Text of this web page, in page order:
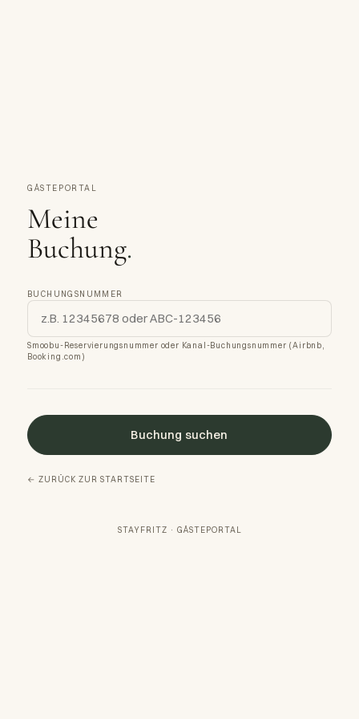
GÄSTEPORTAL
Meine
Buchung.
BUCHUNGSNUMMER
Smoobu-Reservierungsnummer oder Kanal-Buchungsnummer (Airbnb,
Booking.com)
Buchung suchen
← ZURÜCK ZUR STARTSEITE
STAYFRITZ · GÄSTEPORTAL